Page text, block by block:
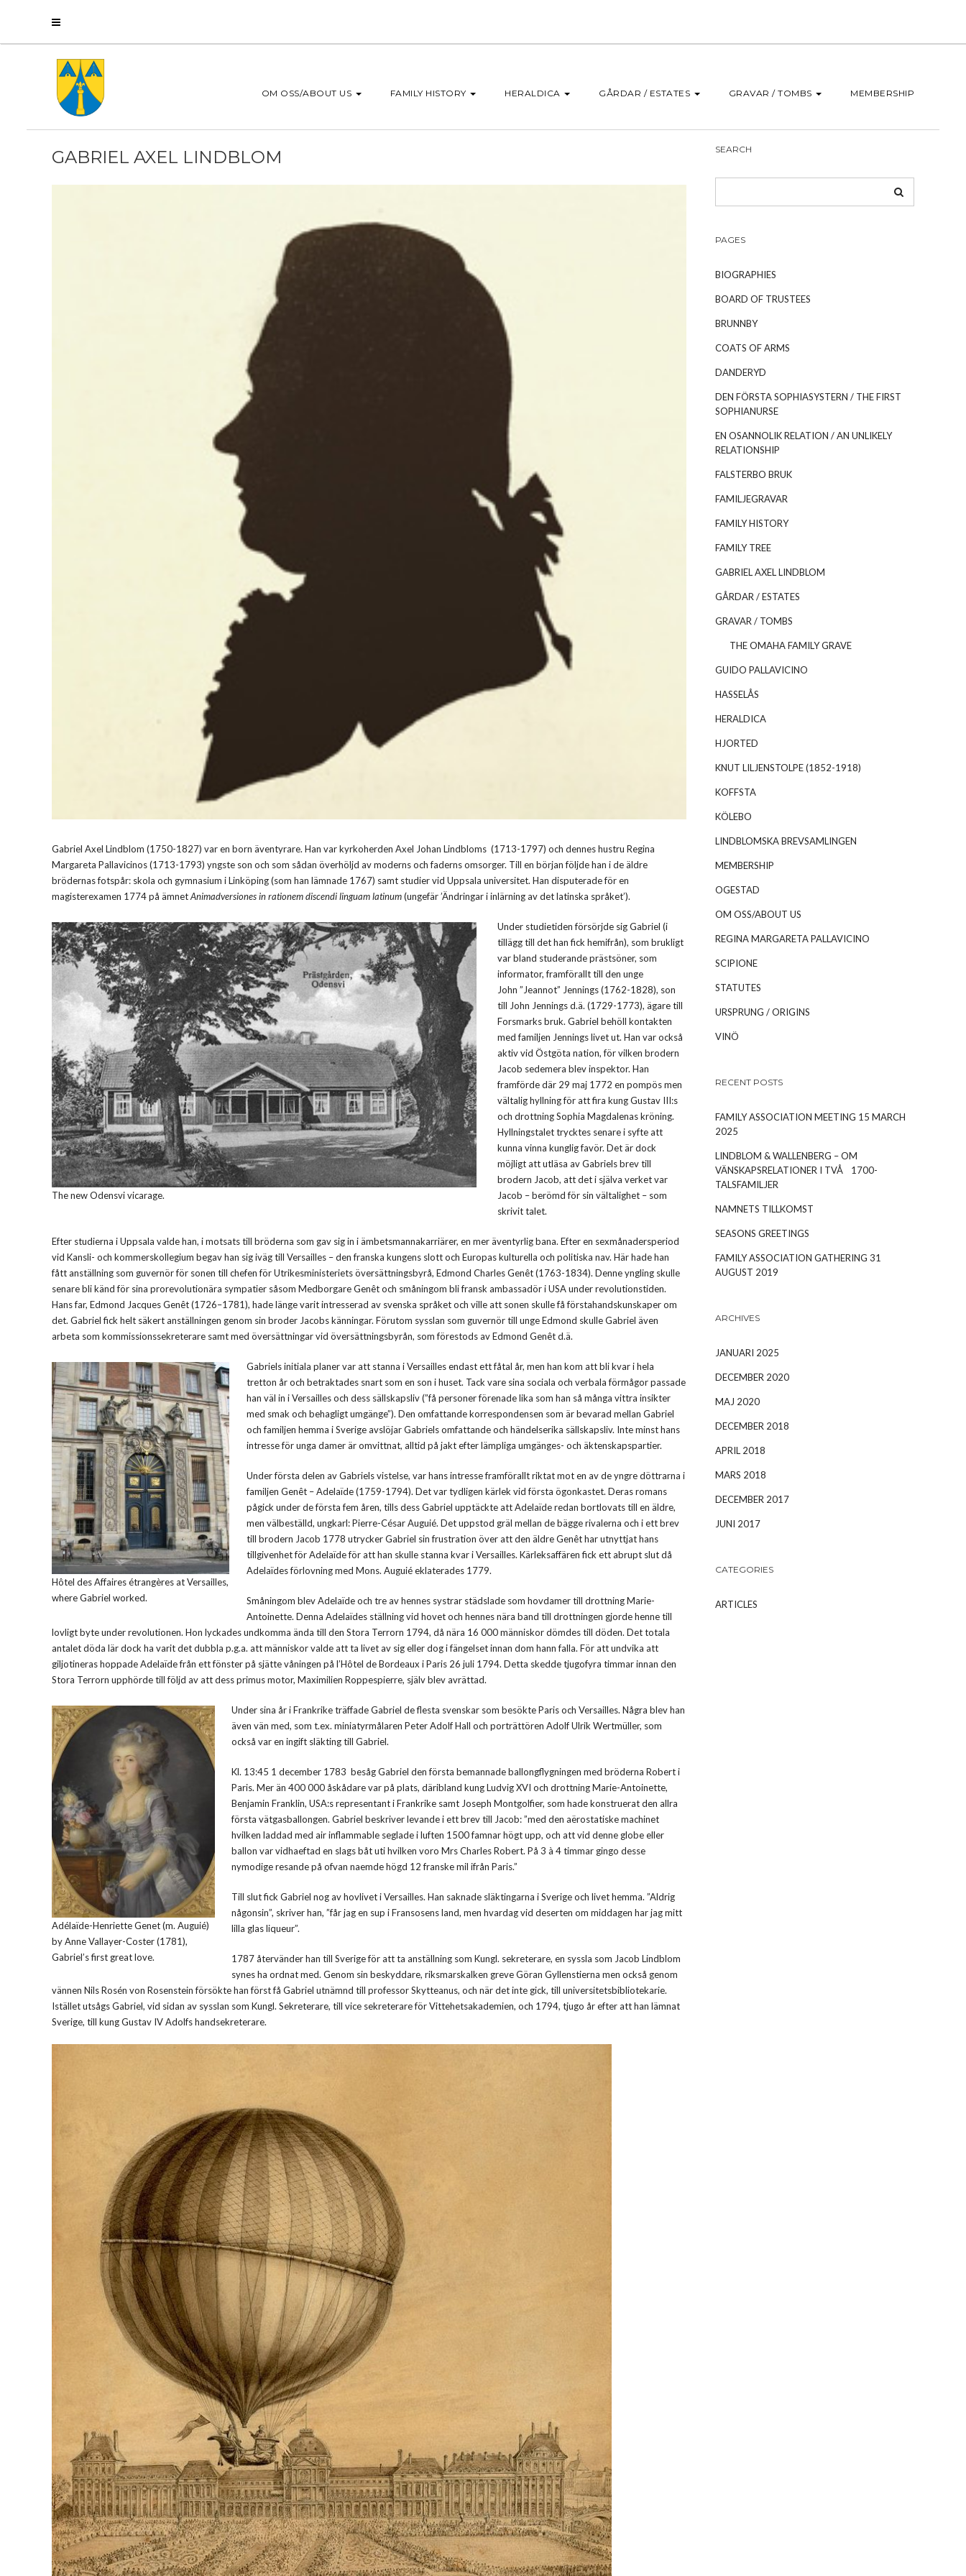
OM OSS/ABOUT US FAMILY HISTORY HERALDICA GÅRDAR / ESTATES GRAVAR / TOMBS MEMBERSHIP
GABRIEL AXEL LINDBLOM
Gabriel Axel Lindblom (1750-1827) var en born äventyrare. Han var kyrkoherden Axel Johan Lindbloms (1713-1797) och dennes hustru Regina
Margareta Pallavicinos (1713-1793) yngste son och som sådan överhöljd av moderns och faderns omsorger. Till en början följde han i de äldre
brödernas fotspår: skola och gymnasium i Linköping (som han lämnade 1767) samt studier vid Uppsala universitet. Han disputerade för en
magisterexamen 1774 på ämnetAnimadversiones in rationem discendi linguam latinum(ungefär ’Ändringar i inlärning av det latinska språket’).
The new Odensvi vicarage.
Under studietiden försörjde sig Gabriel (i
tillägg till det han fick hemifrån), som brukligt
var bland studerande prästsöner, som
informator, framförallt till den unge
John ”Jeannot” Jennings (1762-1828), son
till John Jennings d.ä. (1729-1773), ägare till
Forsmarks bruk. Gabriel behöll kontakten
med familjen Jennings livet ut. Han var också
aktiv vid Östgöta nation, för vilken brodern
Jacob sedemera blev inspektor. Han
framförde där 29 maj 1772 en pompös men
vältalig hyllning för att fira kung Gustav III:s
och drottning Sophia Magdalenas kröning.
Hyllningstalet trycktes senare i syfte att
kunna vinna kunglig favör. Det är dock
möjligt att utläsa av Gabriels brev till
brodern Jacob, att det i själva verket var
Jacob – berömd för sin vältalighet – som
skrivit talet.
Efter studierna i Uppsala valde han, i motsats till bröderna som gav sig in i ämbetsmannakarriärer, en mer äventyrlig bana. Efter en sexmånadersperiod
vid Kansli- och kommerskollegium begav han sig iväg till Versailles – den franska kungens slott och Europas kulturella och politiska nav. Här hade han
fått anställning som guvernör för sonen till chefen för Utrikesministeriets översättningsbyrå, Edmond Charles Genêt (1763-1834). Denne yngling skulle
senare bli känd för sina prorevolutionära sympatier såsom Medborgare Genêt och småningom bli fransk ambassadör i USA under revolutionstiden.
Hans far, Edmond Jacques Genêt (1726–1781), hade länge varit intresserad av svenska språket och ville att sonen skulle få förstahandskunskaper om
det. Gabriel fick helt säkert anställningen genom sin broder Jacobs känningar. Förutom sysslan som guvernör till unge Edmond skulle Gabriel även
arbeta som kommissionssekreterare samt med översättningar vid översättningsbyrån, som förestods av Edmond Genêt d.ä.
Hôtel des Affaires étrangères at Versailles,
where Gabriel worked.
Gabriels initiala planer var att stanna i Versailles endast ett fåtal år, men han kom att bli kvar i hela
tretton år och betraktades snart som en son i huset. Tack vare sina sociala och verbala förmågor passade
han väl in i Versailles och dess sällskapsliv (”få personer förenade lika som han så många vittra insikter
med smak och behagligt umgänge”). Den omfattande korrespondensen som är bevarad mellan Gabriel
och familjen hemma i Sverige avslöjar Gabriels omfattande och händelserika sällskapsliv. Inte minst hans
intresse för unga damer är omvittnat, alltid på jakt efter lämpliga umgänges- och äktenskapspartier.
Under första delen av Gabriels vistelse, var hans intresse framförallt riktat mot en av de yngre döttrarna i
familjen Genêt – Adelaïde (1759-1794). Det var tydligen kärlek vid första ögonkastet. Deras romans
pågick under de första fem åren, tills dess Gabriel upptäckte att Adelaïde redan bortlovats till en äldre,
men välbeställd, ungkarl: Pierre-César Auguié. Det uppstod gräl mellan de bägge rivalerna och i ett brev
till brodern Jacob 1778 utrycker Gabriel sin frustration över att den äldre Genêt har utnyttjat hans
tillgivenhet för Adelaïde för att han skulle stanna kvar i Versailles. Kärleksaffären fick ett abrupt slut då
Adelaïdes förlovning med Mons. Auguié eklaterades 1779.
Småningom blev Adelaïde och tre av hennes systrar städslade som hovdamer till drottning Marie-
Antoinette. Denna Adelaïdes ställning vid hovet och hennes nära band till drottningen gjorde henne till
lovligt byte under revolutionen. Hon lyckades undkomma ända till den Stora Terrorn 1794, då nära 16 000 människor dömdes till döden. Det totala
antalet döda lär dock ha varit det dubbla p.g.a. att människor valde att ta livet av sig eller dog i fängelset innan dom hann falla. För att undvika att
giljotineras hoppade Adelaïde från ett fönster på sjätte våningen på l’Hôtel de Bordeaux i Paris 26 juli 1794. Detta skedde tjugofyra timmar innan den
Stora Terrorn upphörde till följd av att dess primus motor, Maximilien Roppespierre, själv blev avrättad.
Adélaïde-Henriette Genet (m. Auguié)
by Anne Vallayer-Coster (1781),
Gabriel’s first great love.
Under sina år i Frankrike träffade Gabriel de flesta svenskar som besökte Paris och Versailles. Några blev han
även vän med, som t.ex. miniatyrmålaren Peter Adolf Hall och porträttören Adolf Ulrik Wertmüller, som
också var en ingift släkting till Gabriel.
Kl. 13:45 1 december 1783 besåg Gabriel den första bemannade ballongflygningen med bröderna Robert i
Paris. Mer än 400 000 åskådare var på plats, däribland kung Ludvig XVI och drottning Marie-Antoinette,
Benjamin Franklin, USA:s representant i Frankrike samt Joseph Montgolfier, som hade konstruerat den allra
första vätgasballongen. Gabriel beskriver levande i ett brev till Jacob: ”med den aërostatiske machinet
hvilken laddad med air inflammable seglade i luften 1500 famnar högt upp, och att vid denne globe eller
ballon var vidhaeftad en slags båt uti hvilken voro Mrs Charles Robert. På 3 à 4 timmar gingo desse
nymodige resande på ofvan naemde högd 12 franske mil ifrån Paris.”
Till slut fick Gabriel nog av hovlivet i Versailles. Han saknade släktingarna i Sverige och livet hemma. ”Aldrig
någonsin”, skriver han, ”får jag en sup i Fransosens land, men hvardag vid deserten om middagen har jag mitt
lilla glas liqueur”.
1787 återvänder han till Sverige för att ta anställning som Kungl. sekreterare, en syssla som Jacob Lindblom
synes ha ordnat med. Genom sin beskyddare, riksmarskalken greve Göran Gyllenstierna men också genom
vännen Nils Rosén von Rosenstein försökte han först få Gabriel utnämnd till professor Skytteanus, och när det inte gick, till universitetsbibliotekarie.
Istället utsågs Gabriel, vid sidan av sysslan som Kungl. Sekreterare, till vice sekreterare för Vittehetsakademien, och 1794, tjugo år efter att han lämnat
Sverige, till kung Gustav IV Adolfs handsekreterare.
SEARCH
PAGES
BIOGRAPHIES
BOARD OF TRUSTEES
BRUNNBY
COATS OF ARMS
DANDERYD
DEN FÖRSTA SOPHIASYSTERN / THE FIRST
SOPHIANURSE
EN OSANNOLIK RELATION / AN UNLIKELY
RELATIONSHIP
FALSTERBO BRUK
FAMILJEGRAVAR
FAMILY HISTORY
FAMILY TREE
GABRIEL AXEL LINDBLOM
GÅRDAR / ESTATES
GRAVAR / TOMBS
THE OMAHA FAMILY GRAVE
GUIDO PALLAVICINO
HASSELÅS
HERALDICA
HJORTED
KNUT LILJENSTOLPE (1852-1918)
KOFFSTA
KÖLEBO
LINDBLOMSKA BREVSAMLINGEN
MEMBERSHIP
OGESTAD
OM OSS/ABOUT US
REGINA MARGARETA PALLAVICINO
SCIPIONE
STATUTES
URSPRUNG / ORIGINS
VINÖ
RECENT POSTS
FAMILY ASSOCIATION MEETING 15 MARCH
2025
LINDBLOM & WALLENBERG – OM
VÄNSKAPSRELATIONER I TVÅ 1700-
TALSFAMILJER
NAMNETS TILLKOMST
SEASONS GREETINGS
FAMILY ASSOCIATION GATHERING 31
AUGUST 2019
ARCHIVES
JANUARI 2025
DECEMBER 2020
MAJ 2020
DECEMBER 2018
APRIL 2018
MARS 2018
DECEMBER 2017
JUNI 2017
CATEGORIES
ARTICLES